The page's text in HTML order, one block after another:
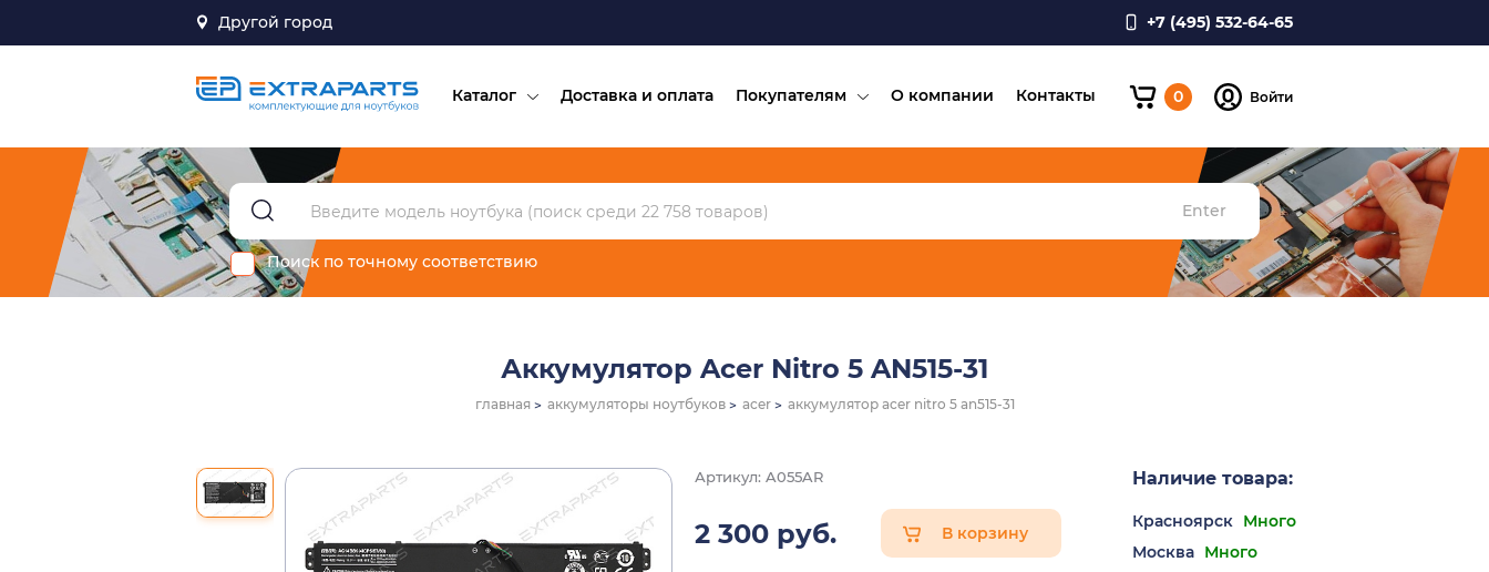
Другой город +7 (495) 532-64-65
Каталог Доставка и оплата Покупателям О компании Контакты 0 Войти
Enter
Поиск по точному соответствию
Аккумулятор Acer Nitro 5 AN515-31
главная аккумуляторы ноутбуков acer аккумулятор acer nitro 5 an515-31
Артикул: A055AR
2 300 руб. В корзину
Наличие товара:
Красноярск Много
Москва Много